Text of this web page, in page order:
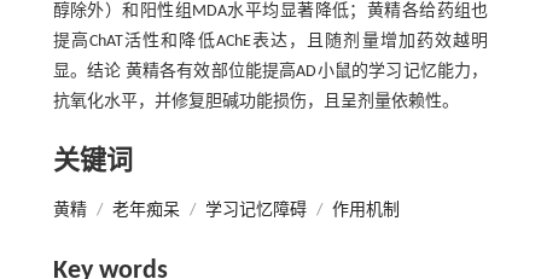
醇除外）和阳性组MDA水平均显著降低；黄精各给药组也
提高ChAT活性和降低AChE表达，且随剂量增加药效越明
显。结论 黄精各有效部位能提高AD小鼠的学习记忆能力，
抗氧化水平，并修复胆碱功能损伤，且呈剂量依赖性。
关键词
黄精 / 老年痴呆 / 学习记忆障碍 / 作用机制
Key words